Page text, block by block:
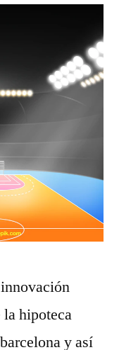
la hipoteca
y así